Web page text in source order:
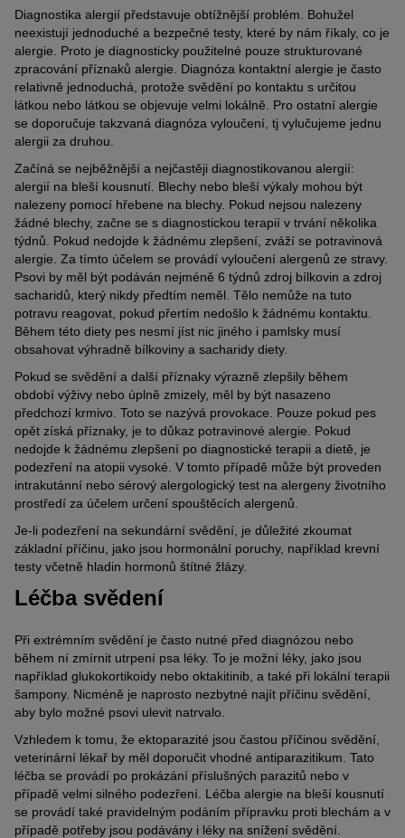
Diagnostika alergií představuje obtížnější problém. Bohužel
neexistují jednoduché a bezpečné testy, které by nám říkaly, co je
alergie. Proto je diagnosticky použitelné pouze strukturované
zpracování příznaků alergie. Diagnóza kontaktní alergie je často
relativně jednoduchá, protože svědění po kontaktu s určitou
látkou nebo látkou se objevuje velmi lokálně. Pro ostatní alergie
se doporučuje takzvaná diagnóza vyloučení, tj vylučujeme jednu
alergii za druhou.
Začíná se nejběžnější a nejčastěji diagnostikovanou alergií:
alergií na bleší kousnutí. Blechy nebo bleší výkaly mohou být
nalezeny pomocí hřebene na blechy. Pokud nejsou nalezeny
žádné blechy, začne se s diagnostickou terapií v trvání několika
týdnů. Pokud nedojde k žádnému zlepšení, zváží se potravinová
alergie. Za tímto účelem se provádí vyloučení alergenů ze stravy.
Psovi by měl být podáván nejméně 6 týdnů zdroj bílkovin a zdroj
sacharidů, který nikdy předtím neměl. Tělo nemůže na tuto
potravu reagovat, pokud přertím nedošlo k žádnému kontaktu.
Během této diety pes nesmí jíst nic jiného i pamlsky musí
obsahovat výhradně bílkoviny a sacharidy diety.
Pokud se svědění a další příznaky výrazně zlepšily během
období výživy nebo úplně zmizely, měl by být nasazeno
předchozí krmivo. Toto se nazývá provokace. Pouze pokud pes
opět získá příznaky, je to důkaz potravinové alergie. Pokud
nedojde k žádnému zlepšení po diagnostické terapii a dietě, je
podezření na atopii vysoké. V tomto případě může být proveden
intrakutánní nebo sérový alergologický test na alergeny životního
prostředí za účelem určení spouštěcích alergenů.
Je-li podezření na sekundární svědění, je důležité zkoumat
základní příčinu, jako jsou hormonální poruchy, například krevní
testy včetně hladin hormonů štítné žlázy.
Léčba svědení
Při extrémním svědění je často nutné před diagnózou nebo
během ní zmírnit utrpení psa léky. To je možní léky, jako jsou
například glukokortikoidy nebo oktakitinib, a také při lokální terapii
šampony. Nicméně je naprosto nezbytné najít příčinu svědění,
aby bylo možné psovi ulevit natrvalo.
Vzhledem k tomu, že ektoparazité jsou častou příčinou svědění,
veterinární lékař by měl doporučit vhodné antiparazitikum. Tato
léčba se provádí po prokázání příslušných parazitů nebo v
případě velmi silného podezření. Léčba alergie na bleší kousnutí
se provádí také pravidelným podáním přípravku proti blechám a v
případě potřeby jsou podávány i léky na snížení svědění.